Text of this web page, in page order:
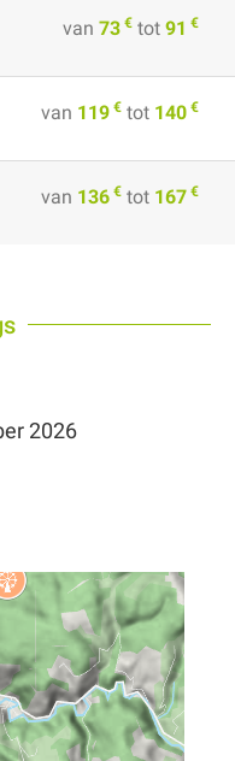
van 73 € tot 91 €
van 119 € tot 140 €
van 136 € tot 167 €
2026